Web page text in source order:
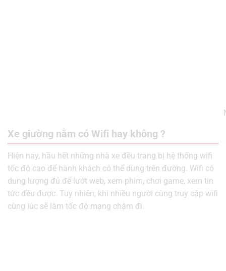
Xe giường nằm có Wifi hay không ?
Hiện nay, hầu hết những nhà xe đều trang bị hệ thống wifi
tốc độ cao để hành khách có thể dùng trên đường. Wifi có
dung lượng đủ để lướt web, xem phim, chơi game, xem tin
tức đều được. Tuy nhiên, khi nhiều người cùng truy cập wifi
cùng lúc sẽ làm tốc độ mạng chậm đi.